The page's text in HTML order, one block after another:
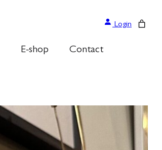
Login
E-shop Contact